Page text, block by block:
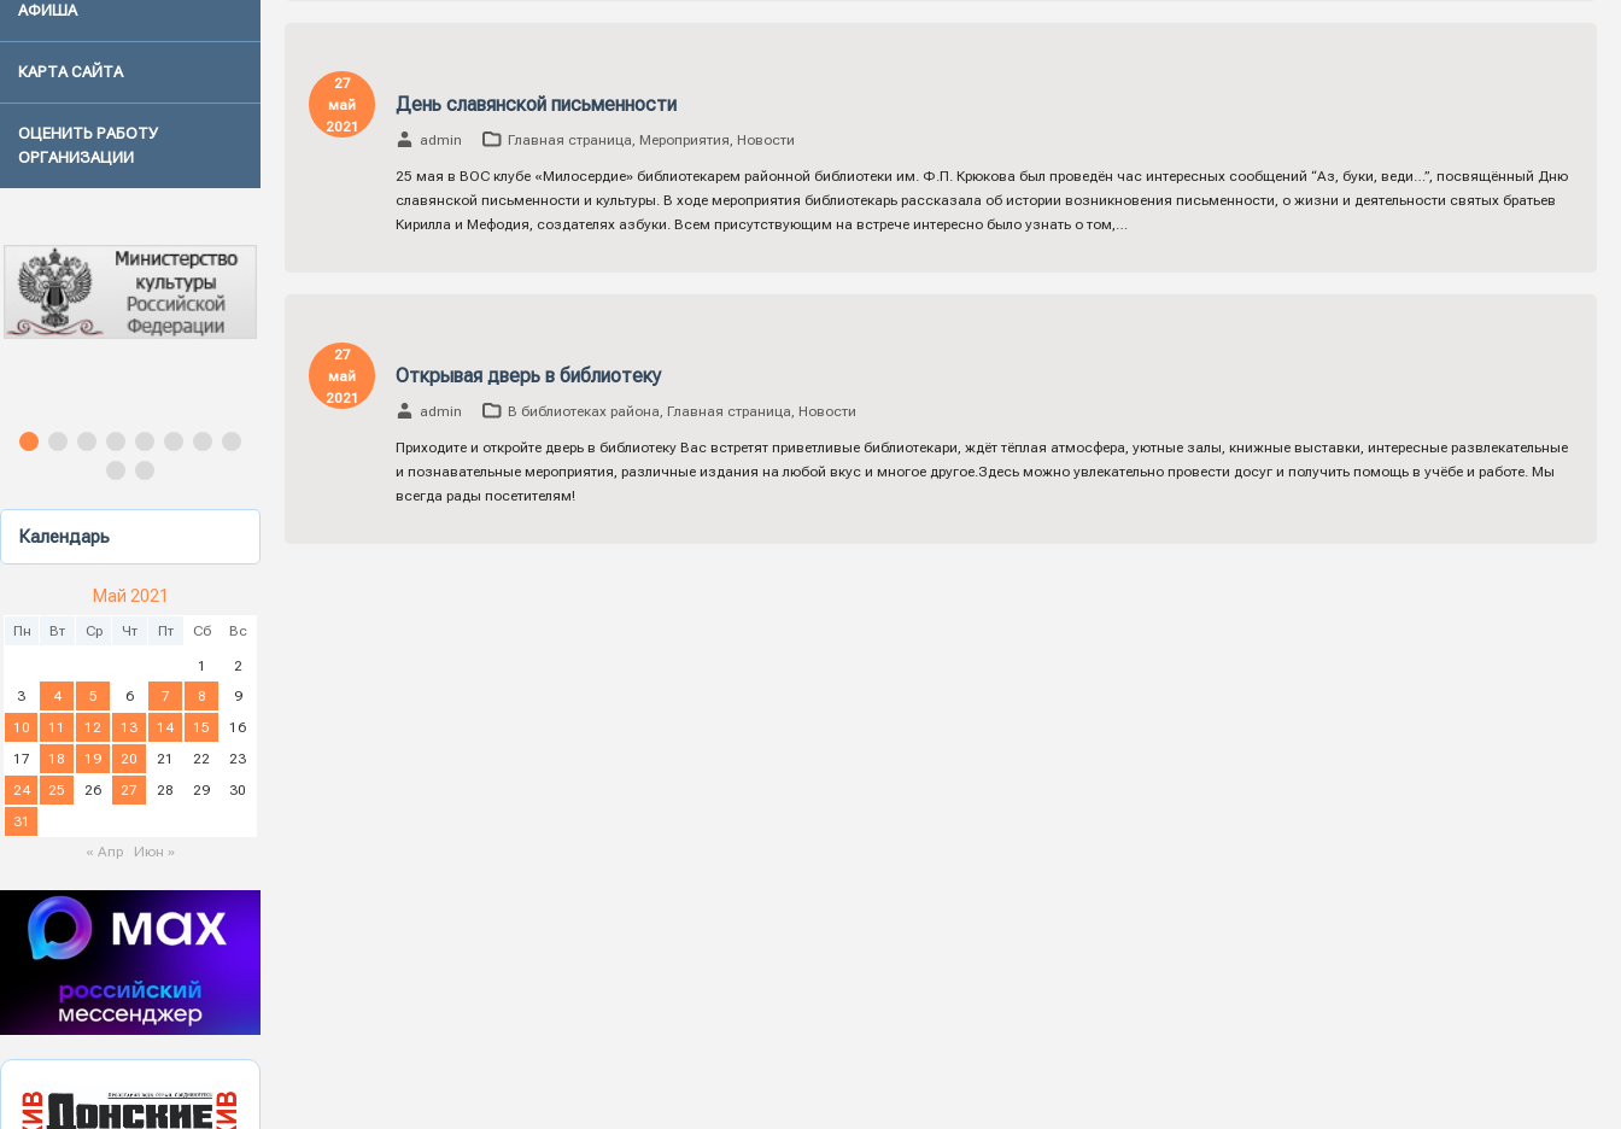
АФИША
КАРТА САЙТА
ОЦЕНИТЬ РАБОТУ
ОРГАНИЗАЦИИ
Календарь
Май 2021
Пн Вт Ср Чт Пт Сб Вс
1
2
3
4 5 6 7 8
9
10
11 12 13 14 15
16
17
18 19 20 21 22
23
24
25 26 27 28 29
30
31
« Апр
Июн »
27
май
2021
День славянской письменности
admin Главная страница, Мероприятия, Новости
25 мая в ВОС клубе «Милосердие» библиотекарем районной библиотеки им. Ф.П. Крюкова был проведён час интересных сообщений “Аз, буки, веди…”, посвящённый Дню
славянской письменности и культуры. В ходе мероприятия библиотекарь рассказала об истории возникновения письменности, о жизни и деятельности святых братьев
Кирилла и Мефодия, создателях азбуки. Всем присутствующим на встрече интересно было узнать о том,…
27
май
2021
Открывая дверь в библиотеку
admin В библиотеках района, Главная страница, Новости
Приходите и откройте дверь в библиотеку Вас встретят приветливые библиотекари, ждёт тёплая атмосфера, уютные залы, книжные выставки, интересные развлекательные
и познавательные мероприятия, различные издания на любой вкус и многое другое.Здесь можно увлекательно провести досуг и получить помощь в учёбе и работе. Мы
всегда рады посетителям!